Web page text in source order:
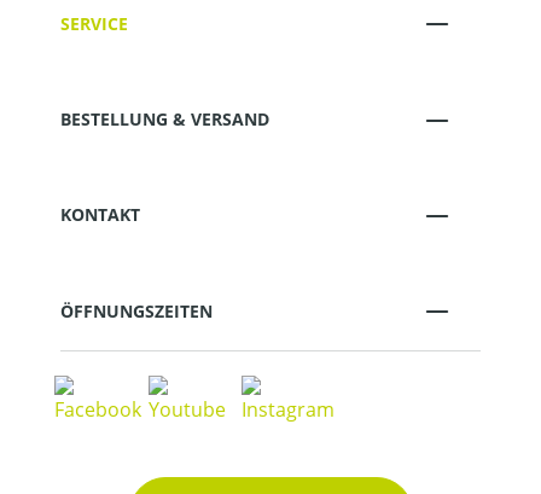
SERVICE
BESTELLUNG & VERSAND
KONTAKT
ÖFFNUNGSZEITEN